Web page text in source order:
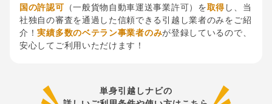
国の許認可 （一般貨物自動車運送事業許可）を取得し、当
社独自の審査を通過した信頼できる引越し業者のみをご紹
介！実績多数のベテラン事業者のみが登録しているので、
安心してご利用いただけます！
単身引越しナビの